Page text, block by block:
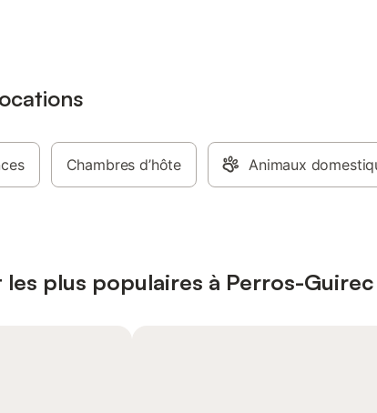
Chambres d’hôte Animaux
les plus populaires à Perros-Guirec